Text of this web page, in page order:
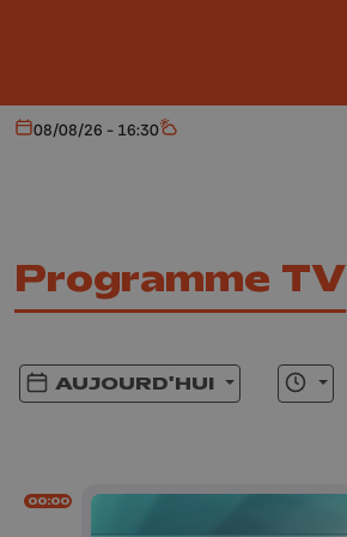
Aujourd'hui
08/08/26 - 16:30 Météo
Programme TV
AUJOURD'HUI
00:00